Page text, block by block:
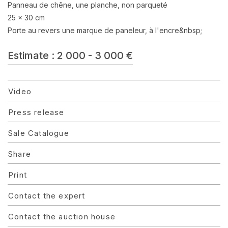
Panneau de chêne, une planche, non parqueté
25 x 30 cm
Porte au revers une marque de paneleur, à l'encre&nbsp;
Estimate : 2 000 - 3 000 €
Video
Press release
Sale Catalogue
Share
Print
Contact the expert
Contact the auction house